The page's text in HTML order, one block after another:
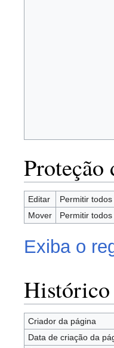
Proteção
Editar
Permitir
Mover
Permitir
Exiba o
Histórico
Criador da página
Data de criação da